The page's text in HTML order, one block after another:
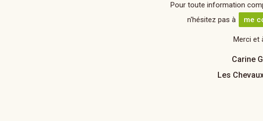
Pour toute information
n'hésitez pas à
me
Merci et
Carine
Les